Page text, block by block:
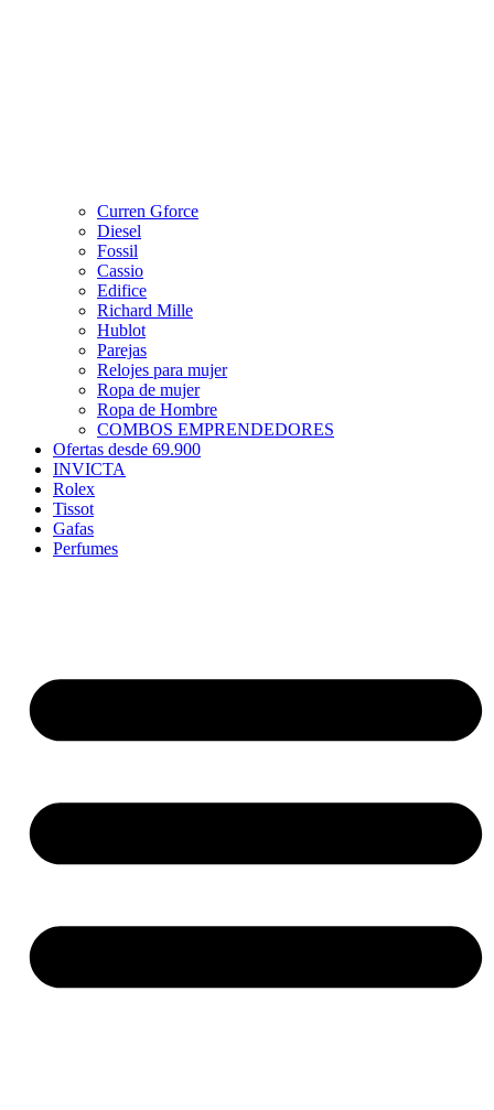
Curren Gforce
Diesel
Fossil
Cassio
Edifice
Richard Mille
Hublot
Parejas
Relojes para mujer
Ropa de mujer
Ropa de Hombre
COMBOS EMPRENDEDORES
Ofertas desde 69.900
INVICTA
Rolex
Tissot
Gafas
Perfumes